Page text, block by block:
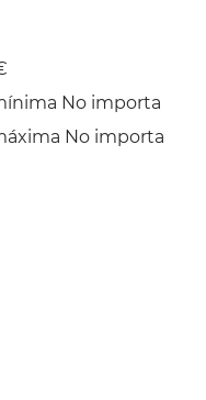
No importa
No importa